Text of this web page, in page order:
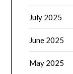
July 2025
June 2025
May 2025